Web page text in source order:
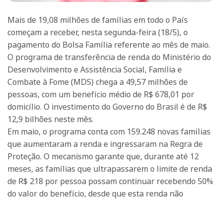
Mais de 19,08 milhões de famílias em todo o País
começam a receber, nesta segunda-feira (18/5), o
pagamento do Bolsa Família referente ao mês de maio.
O programa de transferência de renda do Ministério do
Desenvolvimento e Assistência Social, Família e
Combate à Fome (MDS) chega a 49,57 milhões de
pessoas, com um benefício médio de R$ 678,01 por
domicílio. O investimento do Governo do Brasil é de R$
12,9 bilhões neste mês.
Em maio, o programa conta com 159.248 novas famílias
que aumentaram a renda e ingressaram na Regra de
Proteção. O mecanismo garante que, durante até 12
meses, as famílias que ultrapassarem o limite de renda
de R$ 218 por pessoa possam continuar recebendo 50%
do valor do benefício, desde que esta renda não